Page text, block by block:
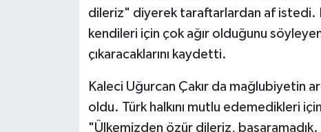
dileriz" diyerek taraftarlardan af istedi.
kendileri için çok ağır olduğunu
çıkaracaklarını kaydetti.
Kaleci Uğurcan Çakır da mağlubiyetin
oldu. Türk halkını mutlu edemedikleri
"Ülkemizden özür dileriz,